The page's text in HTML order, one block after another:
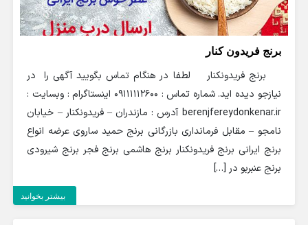
برنج فریدون کنار
برنج فریدونکنار لطفا در هنگام تماس بگویید آگهی را در
نیازجو دیده اید. شماره تماس : 09111112600 اینستاگرام : وبسایت :
berenjfereydonkenar.ir آدرس : مازندران – فریدونکنار – خیابان
نامجو – مقابل فرمانداری بازرگانی برنج حمید ساروی عرضه انواع
برنج ایرانی برنج فریدونکنار برنج هاشمی برنج فجر برنج شیرودی
برنج عنبربو در […]
بیشتر بخوانید